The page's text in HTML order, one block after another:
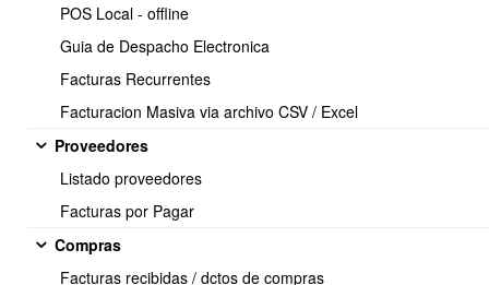
POS Local - offline
Guia de Despacho Electronica
Facturas Recurrentes
Facturacion Masiva via archivo CSV / Excel
Proveedores
Listado proveedores
Facturas por Pagar
Compras
Facturas recibidas / dctos de compras
presión, equipos de monitoreo energético, ESP32, PLC industriales
y cualquier otra fuente de telemetría.
Los datos recibidos son procesados por OBUMA ERP para su
utilización en reportes, dashboards, alertas, monitoreo operacional
y control de consumos asociados a contratos de servicios.
Endpoint